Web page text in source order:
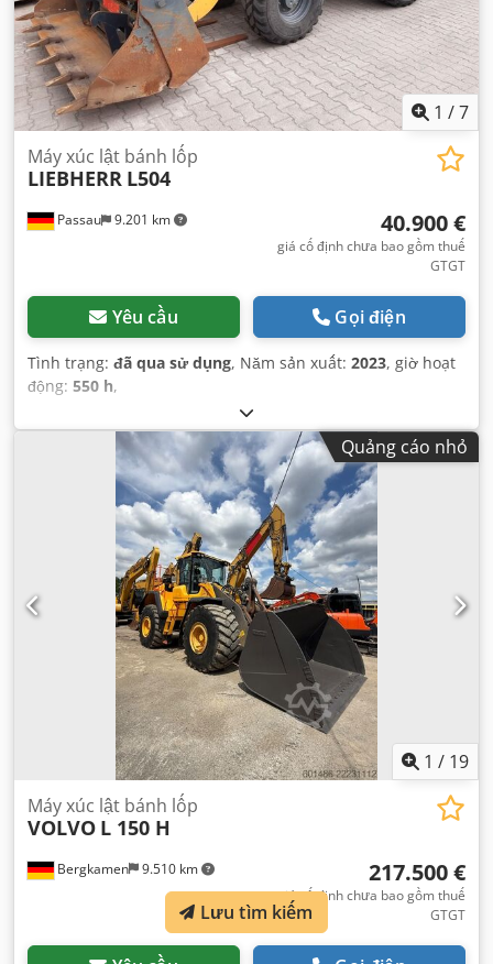
1 /7
Passau 9.201 km
Máy xúc lật bánh lốp
LIEBHERR L504
40.900 €
giá cố định chưa bao gồm thuế
GTGT
Yêu cầu Gọi điện
Tình trạng: đã qua sử dụng, Năm sản xuất: 2023, giờ hoạt
động: 550 h,
Quảng cáo nhỏ
1 / 19
Bergkamen 9.510 km
Máy xúc lật bánh lốp
VOLVO L 150 H
217.500 €
giá cố định chưa bao gồm thuế
GTGT
Lưu tìm kiếm